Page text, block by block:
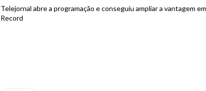
Telejornal abre a programação e conseguiu ampliar a vantagem
Record